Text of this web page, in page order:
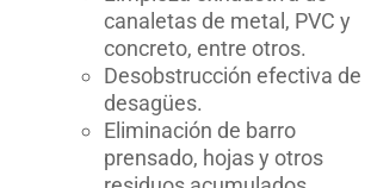
canaletas de metal, PVC y
concreto, entre otros.
Desobstrucción efectiva de
desagües.
Eliminación de barro
prensado, hojas y otros